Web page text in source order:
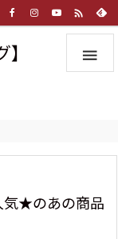


気★のあの商品